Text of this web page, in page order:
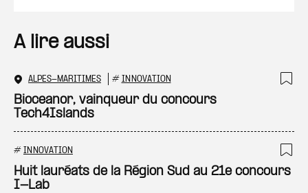
A lire aussi
ALPES-MARITIMES # INNOVATION
Bioceanor, vainqueur du concours
Tech4Islands
# INNOVATION
Huit lauréats de la Région Sud au 21e concours
I-Lab